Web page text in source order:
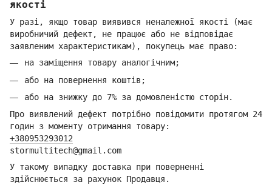
якості
У разі, якщо товар виявився неналежної якості (має
виробничий дефект, не працює або не відповідає
заявленим характеристикам), покупець має право:
на заміщення товару аналогічним;
або на повернення коштів;
або на знижку до 7% за домовленістю сторін.
Про виявлений дефект потрібно повідомити протягом 24
годин з моменту отримання товару:
+380953293012
stormultitech@gmail.com
У такому випадку доставка при поверненні
здійснюється за рахунок Продавця.